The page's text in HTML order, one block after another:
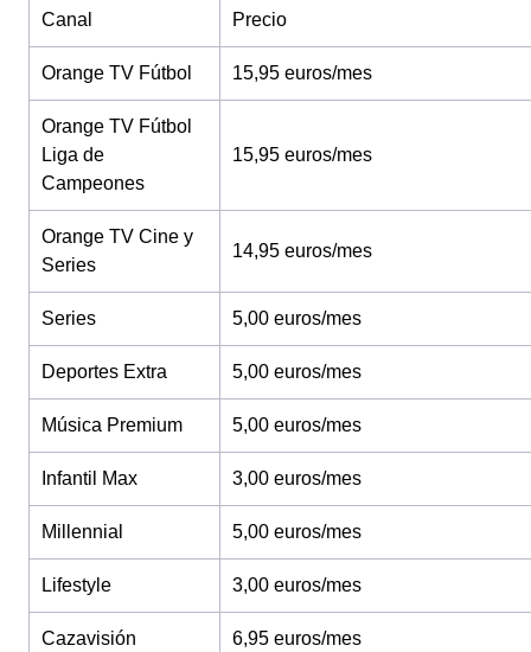
Canal Precio
Orange TV Fútbol 15,95 euros/mes
Orange TV Fútbol
Liga de
Campeones
15,95 euros/mes
Orange TV Cine y
Series
14,95 euros/mes
Series 5,00 euros/mes
Deportes Extra 5,00 euros/mes
Música Premium 5,00 euros/mes
Infantil Max 3,00 euros/mes
Millennial 5,00 euros/mes
Lifestyle 3,00 euros/mes
Cazavisión 6,95 euros/mes